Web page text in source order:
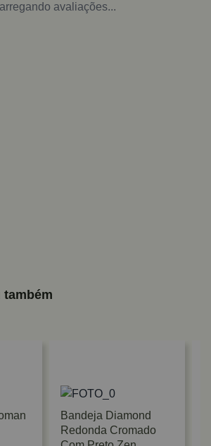
avaliações...
também
Bandeja Diamond
Redonda Cromado